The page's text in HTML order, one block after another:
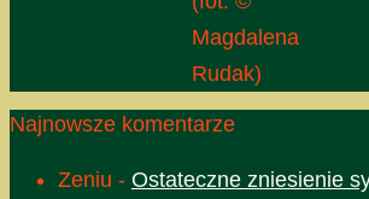
Magdalena
Rudak)
Najnowsze komentarze
Zeniu - Ostateczne zniesienie